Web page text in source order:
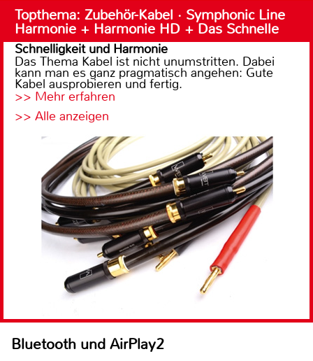
Topthema: Zubehör-Kabel · Symphonic Line
Harmonie + Harmonie HD + Das Schnelle
Schnelligkeit und Harmonie
Das Thema Kabel ist nicht unumstritten. Dabei
kann man es ganz pragmatisch angehen: Gute
Kabel ausprobieren und fertig.
>> Mehr erfahren
>> Alle anzeigen
Bluetooth und AirPlay2